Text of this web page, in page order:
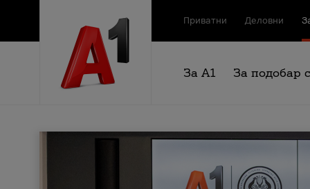
Приватни Деловни
За А1 За подобар